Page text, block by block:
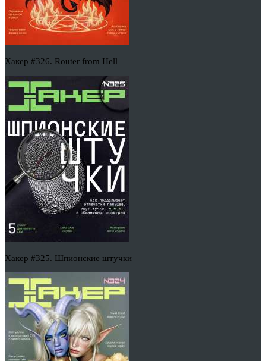
Хакер #326. Router from Hell
Хакер #325. Шпионские штучки